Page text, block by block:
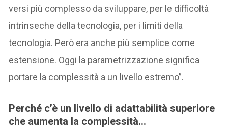
versi più complesso da sviluppare, per le difficoltà
intrinseche della tecnologia, per i limiti della
tecnologia. Però era anche più semplice come
estensione. Oggi la parametrizzazione significa
portare la complessità a un livello estremo”.
Perché c’è un livello di adattabilità superiore
che aumenta la complessità...